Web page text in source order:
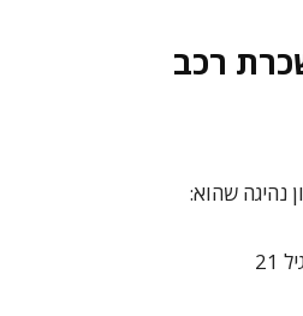
רכב
נהיגה שהוא: